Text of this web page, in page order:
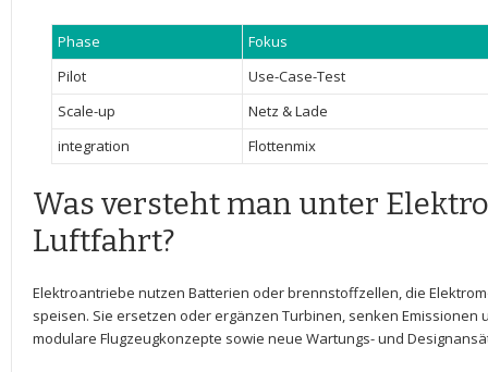
Phase
Fokus
Pilot
Use-Case-Test
Scale-up
Netz & Lade
integration
Flottenmix
Was‌ versteht ‍man unter⁤
Luftfahrt?
Elektroantriebe nutzen Batterien ⁢oder brennstoffzellen, die‌
speisen. ⁢Sie‍ ersetzen oder ergänzen ⁤Turbinen, senken ⁤Emissionen
modulare Flugzeugkonzepte sowie neue ⁣Wartungs-‌ und